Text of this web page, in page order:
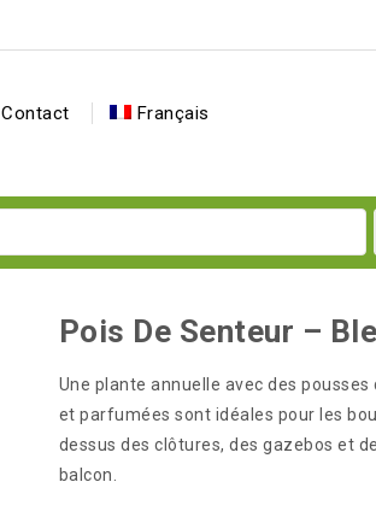
Contact Français
Pois De Senteur –
Une plante annuelle avec des
et parfumées sont idéales pour les
dessus des clôtures, des gazebos et
balcon.